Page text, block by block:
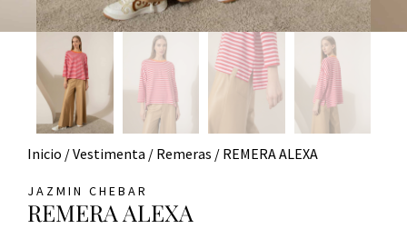
Inicio /Vestimenta / Remeras / REMERA ALEXA
JAZMIN CHEBAR
REMERA ALEXA